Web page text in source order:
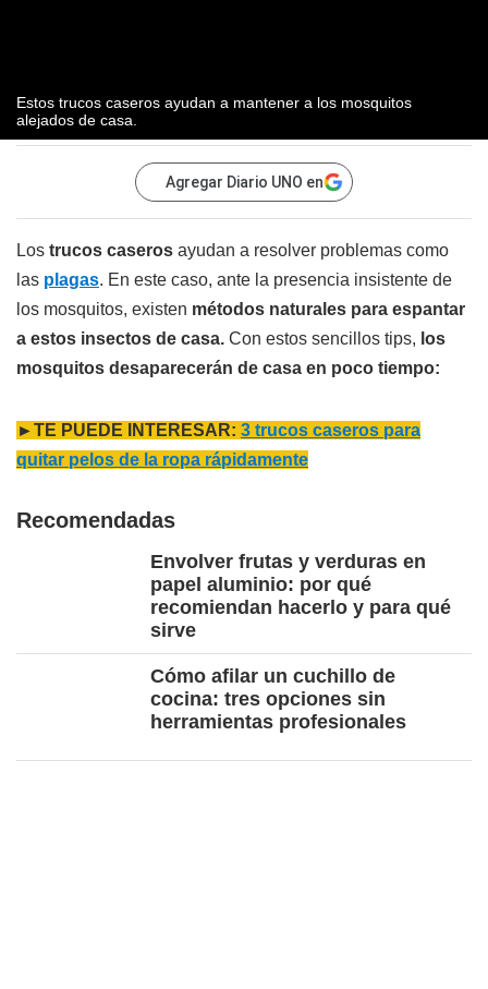
Estos trucos caseros ayudan a mantener a los mosquitos
alejados de casa.
Agregar Diario UNO en
Los trucos caseros ayudan a resolver problemas como
las plagas. En este caso, ante la presencia insistente de
los mosquitos, existen métodos naturales para espantar
a estos insectos de casa. Con estos sencillos tips, los
mosquitos desaparecerán de casa en poco tiempo:
►TE PUEDE INTERESAR: 3 trucos caseros para
quitar pelos de la ropa rápidamente
Recomendadas
Envolver frutas y verduras en
papel aluminio: por qué
recomiendan hacerlo y para qué
sirve
Cómo afilar un cuchillo de
cocina: tres opciones sin
herramientas profesionales